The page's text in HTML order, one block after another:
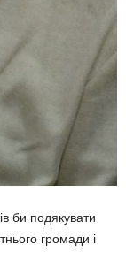
би подякувати
громади і